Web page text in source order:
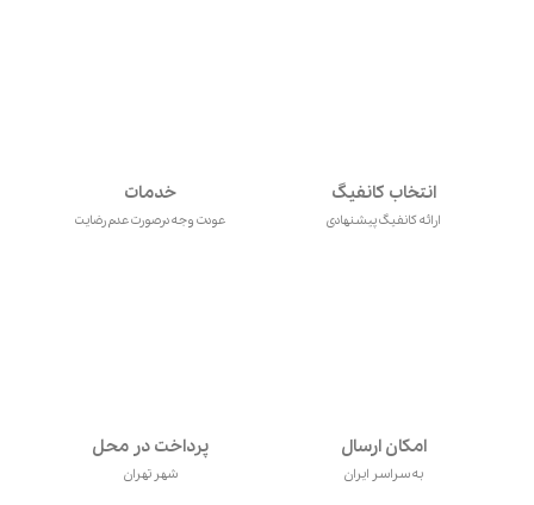
انتخاب کانفیگ
ارائه کانفیگ پیشنهادی
خدمات
عودت وجه درصورت عدم رضایت
امکان ارسال
به سراسر ایران
پرداخت در محل
شهر تهران